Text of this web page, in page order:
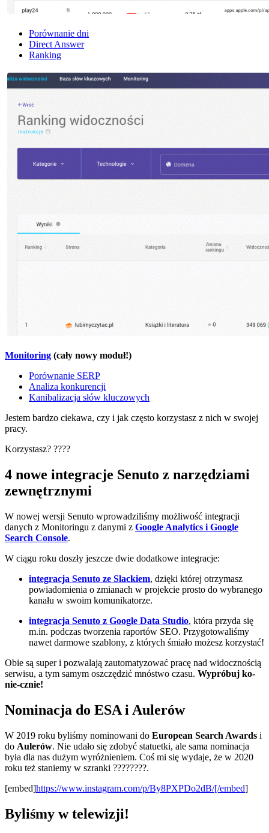
Porównanie dni
Direct Answer
Ranking
Monitoring (cały nowy moduł!)
Porównanie SERP
Analiza konkurencji
Kanibalizacja słów kluczowych
Jestem bardzo ciekawa, czy i jak często korzystasz z nich w swojej
pracy.
Korzystasz? ????
4 nowe integracje Senuto z narzędziami
zewnętrznymi
W nowej wersji Senuto wprowadziliśmy możliwość integracji
danych z Monitoringu z danymi z Google Analytics i Google
Search Console.
W ciągu roku doszły jeszcze dwie dodatkowe integracje:
integracja Senuto ze Slackiem, dzięki której otrzymasz
powiadomienia o zmianach w projekcie prosto do wybranego
kanału w swoim komunikatorze.
integracja Senuto z Google Data Studio, która przyda się
m.in. podczas tworzenia raportów SEO. Przygotowaliśmy
nawet darmowe szablony, z których śmiało możesz korzystać!
Obie są super i pozwalają zautomatyzować pracę nad widocznością
serwisu, a tym samym oszczędzić mnóstwo czasu. Wypróbuj ko-
nie-cznie!
Nominacja do ESA i Aulerów
W 2019 roku byliśmy nominowani do European Search Awards i
do Aulerów. Nie udało się zdobyć statuetki, ale sama nominacja
była dla nas dużym wyróżnieniem. Coś mi się wydaje, że w 2020
roku też staniemy w szranki ????????.
[embed]https://www.instagram.com/p/By8PXPDo2dB/[/embed]
Byliśmy w telewizji!